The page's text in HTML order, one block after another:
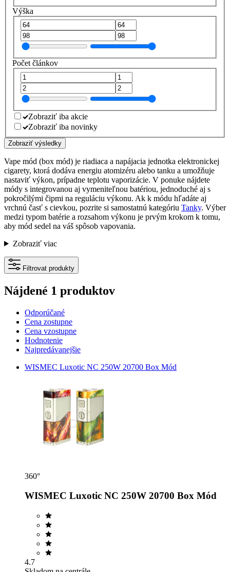
Výška
Počet článkov
Zobraziť iba akcie
Zobraziť iba novinky
Zobraziť výsledky
Vape mód (box mód) je riadiaca a napájacia jednotka elektronickej
cigarety, ktorá dodáva energiu atomizéru alebo tanku a umožňuje
nastaviť výkon, prípadne teplotu vaporizácie. V ponuke nájdete
módy s integrovanou aj vymeniteľnou batériou, jednoduché aj s
pokročilými čipmi na reguláciu výkonu. Ak k módu hľadáte aj
vrchnú časť s cievkou, pozrite si samostatnú kategóriu Tanky. Výber
medzi typom batérie a rozsahom výkonu je prvým krokom k tomu,
aby mód sedel na váš spôsob vapovania.
Zobraziť viac
Filtrovat produkty
Nájdené 1 produktov
Odporúčané
Cena zostupne
Cena vzostupne
Hodnotenie
Najpredávanejšie
WISMEC Luxotic NC 250W 20700 Box Mód
360°
WISMEC Luxotic NC 250W 20700 Box Mód
4.7